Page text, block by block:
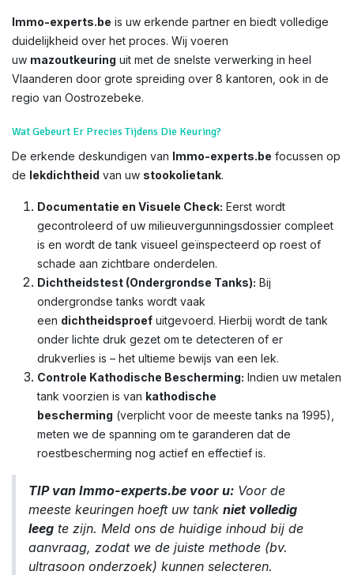
Immo-experts.be is uw erkende partner en biedt volledige
duidelijkheid over het proces. Wij voeren
uw mazoutkeuring uit met de snelste verwerking in heel
Vlaanderen door grote spreiding over 8 kantoren, ook in de
regio van Oostrozebeke.
Wat Gebeurt Er Precies Tijdens Die Keuring?
De erkende deskundigen van Immo-experts.be focussen op
de lekdichtheid van uw stookolietank.
Documentatie en Visuele Check: Eerst wordt
gecontroleerd of uw milieuvergunningsdossier compleet
is en wordt de tank visueel geïnspecteerd op roest of
schade aan zichtbare onderdelen.
Dichtheidstest (Ondergrondse Tanks): Bij
ondergrondse tanks wordt vaak
een dichtheidsproef uitgevoerd. Hierbij wordt de tank
onder lichte druk gezet om te detecteren of er
drukverlies is – het ultieme bewijs van een lek.
Controle Kathodische Bescherming: Indien uw metalen
tank voorzien is van kathodische
bescherming (verplicht voor de meeste tanks na 1995),
meten we de spanning om te garanderen dat de
roestbescherming nog actief en effectief is.
TIP van Immo-experts.be voor u: Voor de
meeste keuringen hoeft uw tank niet volledig
leeg te zijn. Meld ons de huidige inhoud bij de
aanvraag, zodat we de juiste methode (bv.
ultrasoon onderzoek) kunnen selecteren.